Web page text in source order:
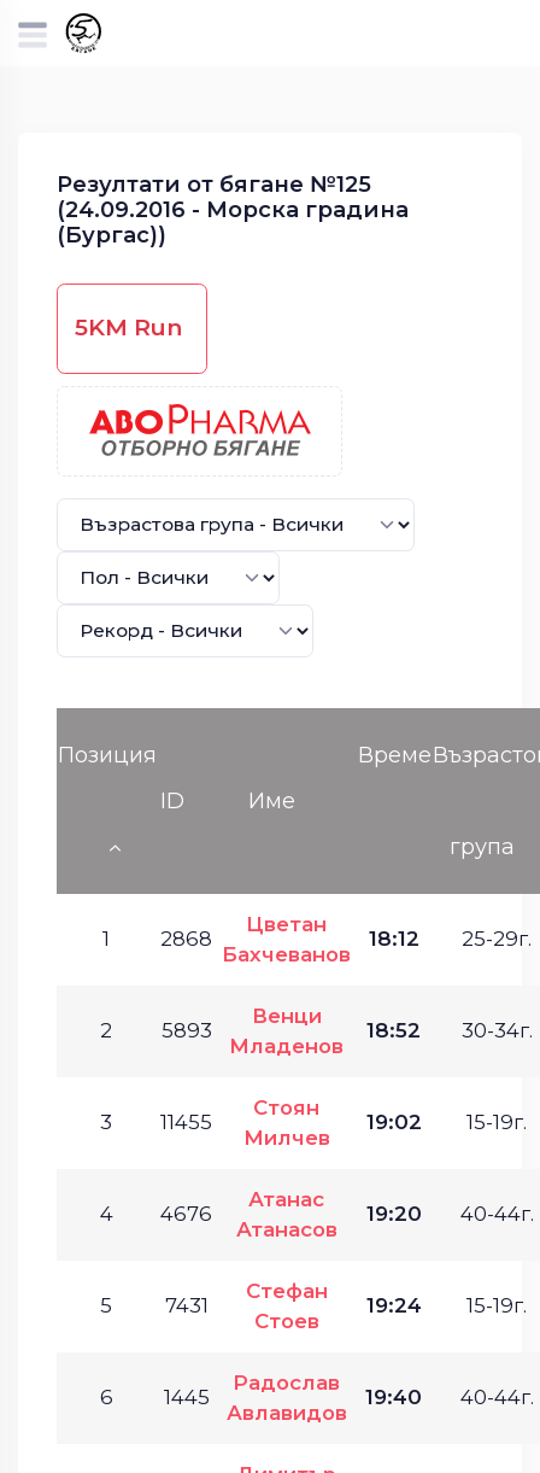
Резултати от бягане №125
(24.09.2016 - Морска градина
(Бургас))
5KM Run
Позиция
ID
Име
Време
група
1 2868
Цветан
Бахчеванов
18:12 25-29г.
2 5893
Венци
Младенов
18:52 30-34г.
3 11455
Стоян
Милчев
19:02 15-19г.
4 4676
Атанас
Атанасов
19:20 40-44г.
5 7431
Стефан
Стоев
19:24 15-19г.
6 1445
Радослав
Авлавидов
19:40 40-44г.